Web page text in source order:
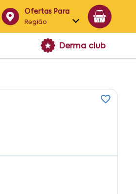
Ofertas Para
Região
Alagoas
Derma club